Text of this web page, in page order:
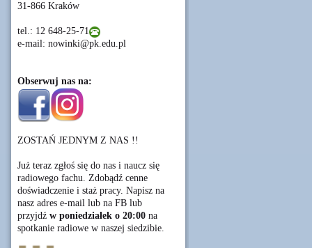
31-866 Kraków
tel.: 12 648-25-71
e-mail: nowinki@pk.edu.pl
Obserwuj nas na:
ZOSTAŃ JEDNYM Z NAS !!
Już teraz zgłoś się do nas i naucz się
radiowego fachu. Zdobądź cenne
doświadczenie i staż pracy. Napisz na
nasz adres e-mail lub na FB lub
przyjdź w poniedziałek o 20:00 na
spotkanie radiowe w naszej siedzibie.